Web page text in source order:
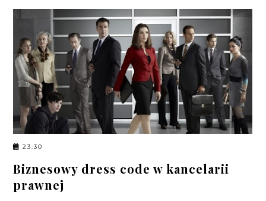
23:30
Biznesowy dress code w kancelarii
prawnej